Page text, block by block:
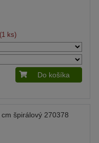
ks)
Do košíka
špirálový 270378